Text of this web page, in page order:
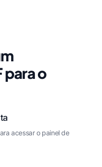
para o
acessar o painel de